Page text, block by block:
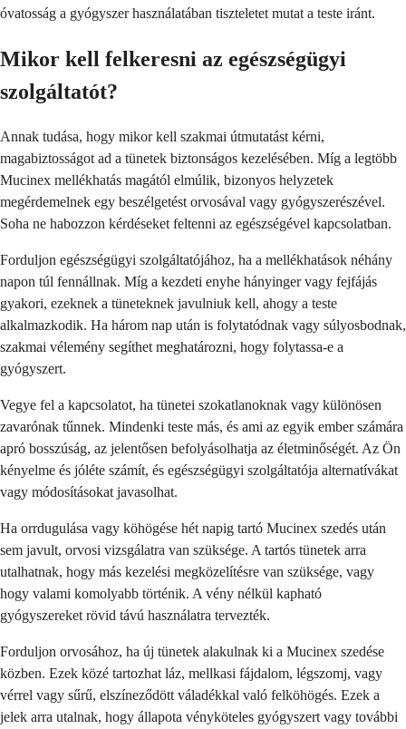
óvatosság a gyógyszer használatában tiszteletet mutat a teste iránt.
Mikor kell felkeresni az egészségügyi
szolgáltatót?
Annak tudása, hogy mikor kell szakmai útmutatást kérni,
magabiztosságot ad a tünetek biztonságos kezelésében. Míg a legtöbb
Mucinex mellékhatás magától elmúlik, bizonyos helyzetek
megérdemelnek egy beszélgetést orvosával vagy gyógyszerészével.
Soha ne habozzon kérdéseket feltenni az egészségével kapcsolatban.
Forduljon egészségügyi szolgáltatójához, ha a mellékhatások néhány
napon túl fennállnak. Míg a kezdeti enyhe hányinger vagy fejfájás
gyakori, ezeknek a tüneteknek javulniuk kell, ahogy a teste
alkalmazkodik. Ha három nap után is folytatódnak vagy súlyosbodnak,
szakmai vélemény segíthet meghatározni, hogy folytassa-e a
gyógyszert.
Vegye fel a kapcsolatot, ha tünetei szokatlanoknak vagy különösen
zavarónak tűnnek. Mindenki teste más, és ami az egyik ember számára
apró bosszúság, az jelentősen befolyásolhatja az életminőségét. Az Ön
kényelme és jóléte számít, és egészségügyi szolgáltatója alternatívákat
vagy módosításokat javasolhat.
Ha orrdugulása vagy köhögése hét napig tartó Mucinex szedés után
sem javult, orvosi vizsgálatra van szüksége. A tartós tünetek arra
utalhatnak, hogy más kezelési megközelítésre van szüksége, vagy
hogy valami komolyabb történik. A vény nélkül kapható
gyógyszereket rövid távú használatra tervezték.
Forduljon orvosához, ha új tünetek alakulnak ki a Mucinex szedése
közben. Ezek közé tartozhat láz, mellkasi fájdalom, légszomj, vagy
vérrel vagy sűrű, elszíneződött váladékkal való felköhögés. Ezek a
jelek arra utalnak, hogy állapota vényköteles gyógyszert vagy további